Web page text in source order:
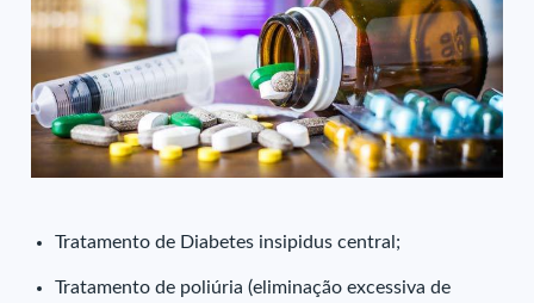
Tratamento de Diabetes insipidus central;
Tratamento de poliúria (eliminação excessiva de